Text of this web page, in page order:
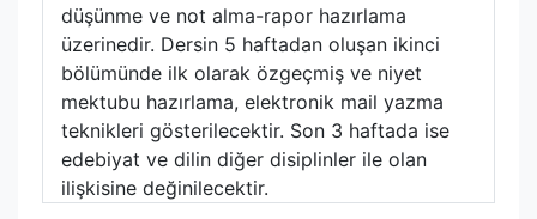
düşünme ve not alma-rapor hazırlama
üzerinedir. Dersin 5 haftadan oluşan ikinci
bölümünde ilk olarak özgeçmiş ve niyet
mektubu hazırlama, elektronik mail yazma
teknikleri gösterilecektir. Son 3 haftada ise
edebiyat ve dilin diğer disiplinler ile olan
ilişkisine değinilecektir.